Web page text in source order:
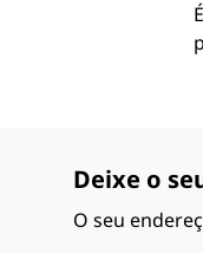
Deixe o
O seu